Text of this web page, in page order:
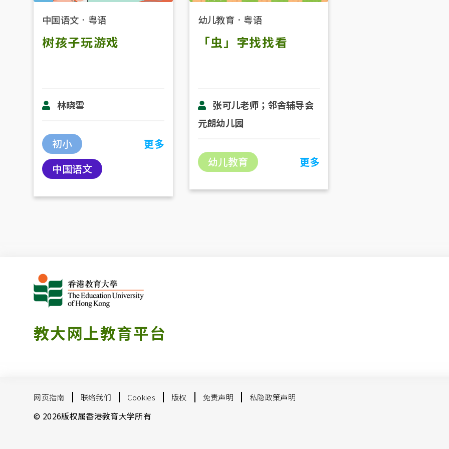
中国语文 ． 粤语
树孩子玩游戏
林晓雪
初小
中国语文
更多
幼儿教育． 粤语
「虫」字找找看
张可儿老师；邻舍辅导会
元朗幼儿园
幼儿教育 更多
教大网上教育平台
网页指南 联络我们 Cookies 版权 免责声明 私隐政策声明
© 2026版权属香港教育大学所有